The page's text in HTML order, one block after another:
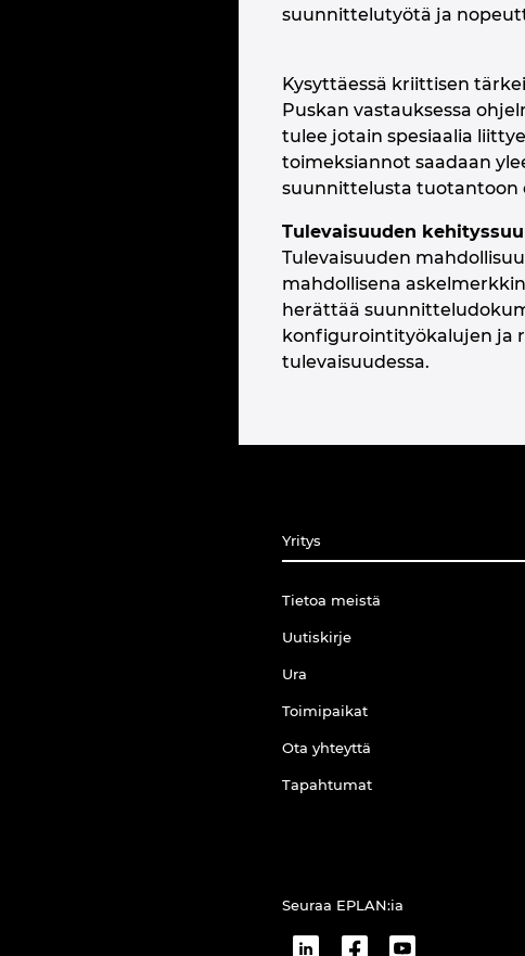
suunnittelutyötä ja
Kysyttäessä kriittisen
Puskan vastauksessa
tulee jotain spesiaalia
toimeksiannot saadaan
suunnittelusta tuotantoon
Tulevaisuuden
Tulevaisuuden
mahdollisena
herättää
konfigurointityökalujen ja
tulevaisuudessa.
Yritys
Tietoa meistä
Uutiskirje
Ura
Toimipaikat
Ota yhteyttä
Tapahtumat
Seuraa EPLAN:ia